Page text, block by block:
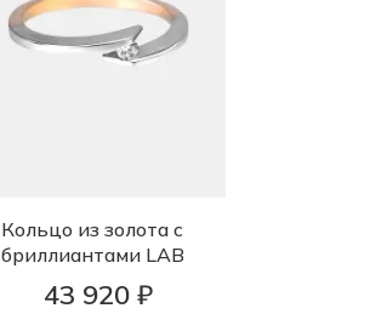
Кольцо из золота с
бриллиантами LAB
43 920 ₽